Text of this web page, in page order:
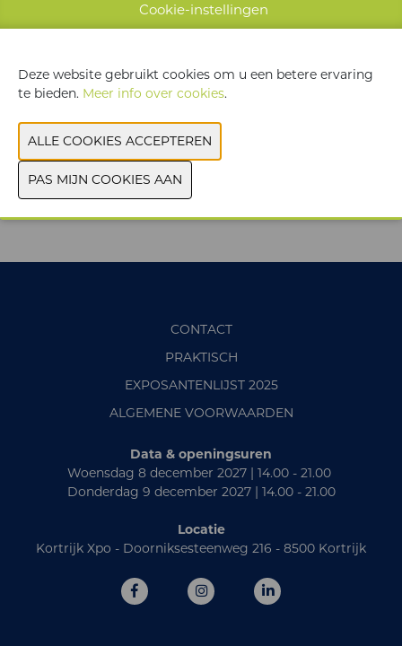
PRODUCTGROEP
JOBPLATFORM
VORIGE VOLGENDE
CONTACT
PRAKTISCH
EXPOSANTENLIJST 2025
ALGEMENE VOORWAARDEN
Data & openingsuren
Woensdag 8 december 2027 | 14.00 - 21.00
Donderdag 9 december 2027 | 14.00 - 21.00
Locatie
Kortrijk Xpo - Doorniksesteenweg 216 - 8500 Kortrijk
Cookie-instellingen
Deze website gebruikt cookies om u een betere ervaring
te bieden. Meer info over cookies.